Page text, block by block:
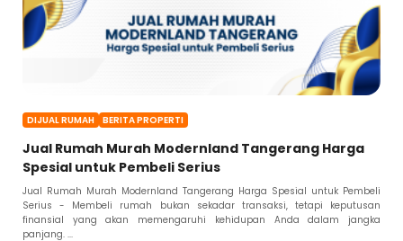
DIJUAL RUMAH BERITA PROPERTI
Jual Rumah Murah Modernland Tangerang Harga
Spesial untuk Pembeli Serius
Jual Rumah Murah Modernland Tangerang Harga Spesial untuk Pembeli
Serius - Membeli rumah bukan sekadar transaksi, tetapi keputusan
finansial yang akan memengaruhi kehidupan Anda dalam jangka
panjang. ...